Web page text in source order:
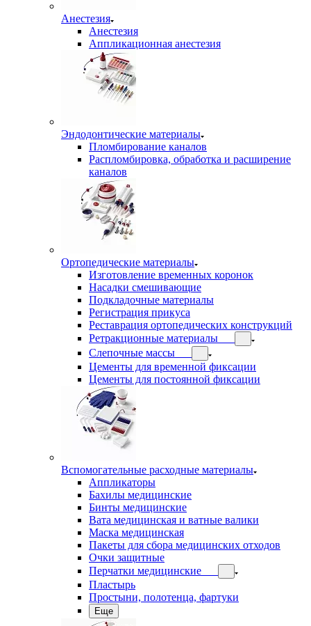
Анестезия
Анестезия
Аппликационная анестезия
Эндодонтические материалы
Пломбирование каналов
Распломбировка, обработка и расширение
каналов
Ортопедические материалы
Изготовление временных коронок
Насадки смешивающие
Подкладочные материалы
Регистрация прикуса
Реставрация ортопедических конструкций
Ретракционные материалы
Слепочные массы
Цементы для временной фиксации
Цементы для постоянной фиксации
Вспомогательные расходные материалы
Аппликаторы
Бахилы медицинские
Бинты медицинские
Вата медицинская и ватные валики
Маска медицинская
Пакеты для сбора медицинских отходов
Очки защитные
Перчатки медицинские
Пластырь
Простыни, полотенца, фартуки
Еще